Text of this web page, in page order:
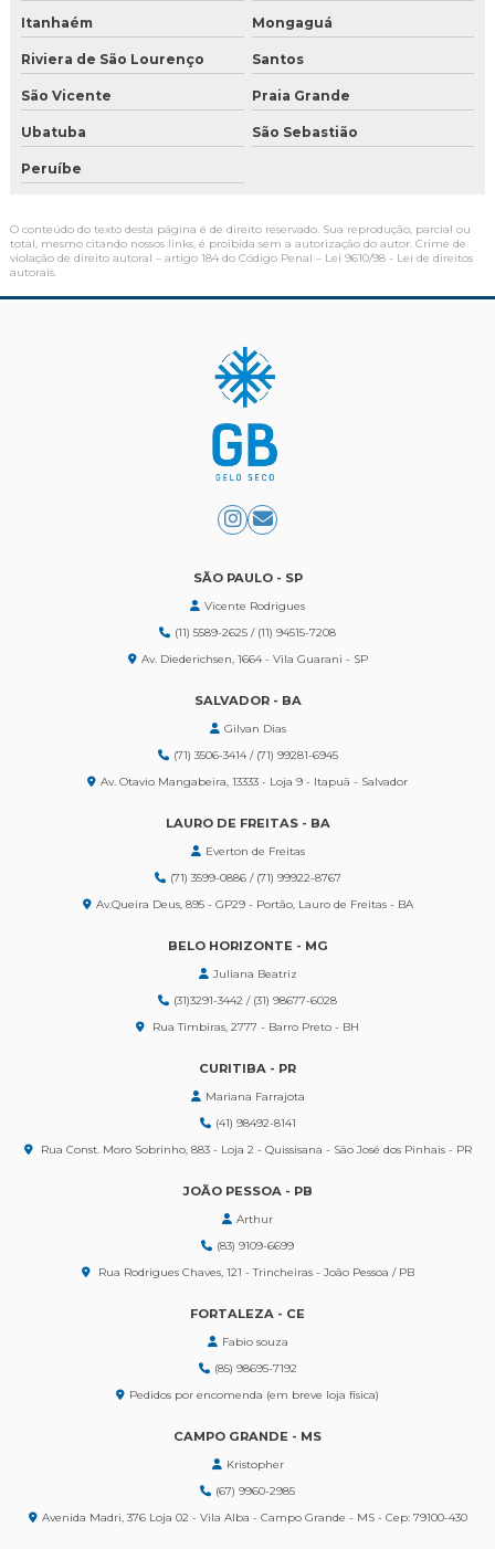
Melhor distribuidor de gelo seco
Itanhaém Mongaguá
Riviera de São Lourenço Santos
São Vicente Praia Grande
Ubatuba São Sebastião
Peruíbe
O conteúdo do texto desta página é de direito reservado. Sua reprodução, parcial ou
total, mesmo citando nossos links, é proibida sem a autorização do autor. Crime de
violação de direito autoral – artigo 184 do Código Penal – Lei 9610/98 - Lei de direitos
autorais
SÃO PAULO - SP
Vicente Rodrigues
(11) 5589-2625 / (11) 94515-7208
Av. Diederichsen, 1664 - Vila Guarani - SP
SALVADOR - BA
Gilvan Dias
(71) 3506-3414 / (71) 99281-6945
Av. Otavio Mangabeira, 13333 - Loja 9 - Itapuã - Salvador
LAURO DE FREITAS - BA
Everton de Freitas
(71) 3599-0886 / (71) 99922-8767
Av.Queira Deus, 895 - GP29 - Portão, Lauro de Freitas - BA
BELO HORIZONTE - MG
Juliana Beatriz
(31)3291-3442 / (31) 98677-6028
Rua Timbiras, 2777 - Barro Preto - BH
CURITIBA - PR
Mariana Farrajota
(41) 98492-8141
Rua Const. Moro Sobrinho, 883 - Loja 2 - Quissisana - São José dos Pinhais - PR
JOÃO PESSOA - PB
Arthur
(83) 9109-6699
Rua Rodrigues Chaves, 121 - Trincheiras - João Pessoa / PB
FORTALEZA - CE
Fabio souza
(85) 98695-7192
Pedidos por encomenda (em breve loja física)
CAMPO GRANDE - MS
Kristopher
(67) 9960-2985
Avenida Madri, 376 Loja 02 - Vila Alba - Campo Grande - MS - Cep: 79100-430